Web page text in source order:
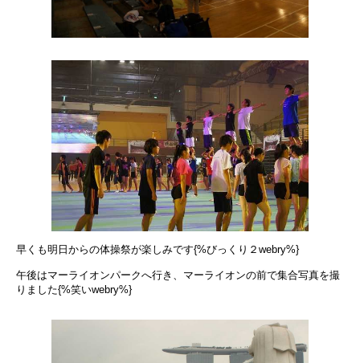
早くも明日からの体操祭が楽しみです{%びっくり２webry%}
午後はマーライオンパークへ行き、マーライオンの前で集合写真を撮
りました{%笑いwebry%}